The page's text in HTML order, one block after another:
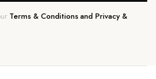
Terms & Conditions and Privacy &